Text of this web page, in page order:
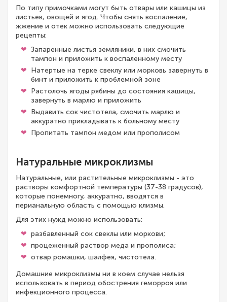
По типу примочками могут быть отвары или кашицы из
листьев, овощей и ягод. Чтобы снять воспаление,
жжение и отек можно использовать следующие
рецепты:
Запаренные листья земляники, в них смочить
тампон и приложить к воспаленному месту
Натертые на терке свеклу или морковь завернуть в
бинт и приложить к проблемной зоне
Растолочь ягоды рябины до состояния кашицы,
завернуть в марлю и приложить
Выдавить сок чистотела, смочить марлю и
аккуратно прикладывать к больному месту
Пропитать тампон медом или прополисом
Натуральные микроклизмы
Натуральные, или растительные микроклизмы - это
растворы комфортной температуры (37-38 градусов),
которые понемногу, аккуратно, вводятся в
перианальную область с помощью клизмы.
Для этих нужд можно использовать:
разбавленный сок свеклы или моркови;
процеженный раствор меда и прополиса;
отвар ромашки, шалфея, чистотела.
Домашние микроклизмы ни в коем случае нельзя
использовать в период обострения геморроя или
инфекционного процесса.